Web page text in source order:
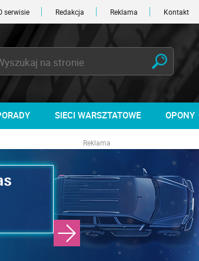
serwisie Redakcja Reklama Kontakt
SIECI WARSZTATOWE OPONY
Reklama